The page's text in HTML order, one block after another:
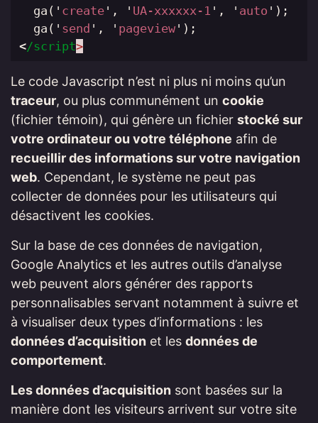
ga ( ' create ' , ' UA-xxxxxx-1 ' , ' auto ' );
ga ( ' send ' , ' pageview ' );
</script
Le code Javascript n’est ni plus ni moins qu’un
traceur, ou plus communément un cookie
(fichier témoin), qui génère un fichier stocké sur
votre ordinateur ou votre téléphone afin de
recueillir des informations sur votre navigation
web. Cependant, le système ne peut pas
collecter de données pour les utilisateurs qui
désactivent les cookies.
Sur la base de ces données de navigation,
Google Analytics et les autres outils d’analyse
web peuvent alors générer des rapports
personnalisables servant notamment à suivre et
à visualiser deux types d’informations : les
données d’acquisition et les données de
comportement.
Les données d’acquisition sont basées sur la
manière dont les visiteurs arrivent sur votre site